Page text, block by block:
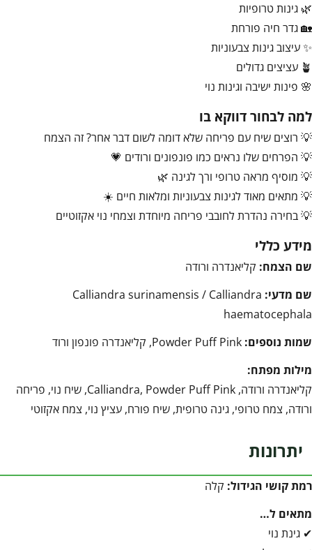
🌿 גינות טרופיות
🏡 גדר חיה פורחת
✨ עיצוב גינות צבעוניות
🪴 עציצים גדולים
🌸 פינות ישיבה וגינות נוי
למה לבחור דווקא בו
💡 רוצים שיח עם פריחה שלא דומה לשום דבר אחר? זה הצמח
💡 הפרחים שלו נראים כמו פונפונים ורודים 💗
💡 מוסיף מראה טרופי ורך לגינה 🌿
💡 מתאים מאוד לגינות צבעוניות ומלאות חיים ☀️
💡 בחירה נהדרת לחובבי פריחה מיוחדת וצמחי נוי אקזוטיים
מידע כללי
שם הצמח: קליאנדרה ורודה
שם מדעי: Calliandra surinamensis / Calliandra
haematocephala
שמות נוספים:
מילות מפתח:
קליאנדרה ורודה, Calliandra, Powder Puff Pink, שיח נוי, פריחה
ורודה, צמח טרופי, גינה טרופית, שיח פורח, עציץ נוי, צמח אקזוטי
יתרונות
רמת קושי הגידול: קלה
מתאים ל…
✔ גינת נוי